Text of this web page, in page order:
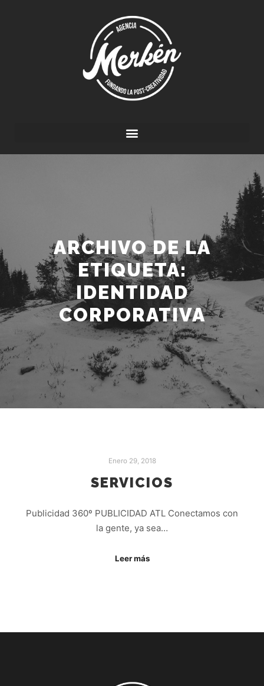
ARCHIVO DE LA
ETIQUETA:
IDENTIDAD
CORPORATIVA
Enero 29, 2018
SERVICIOS
Publicidad 360º PUBLICIDAD ATL Conectamos con
la gente, ya sea…
Leer más